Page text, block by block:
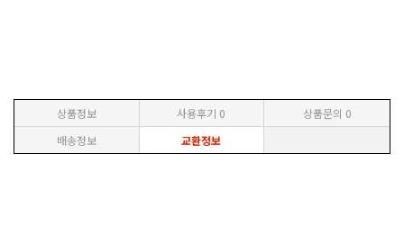
상품정보 사용후기 0 상품문의 0
배송정보
교환정보